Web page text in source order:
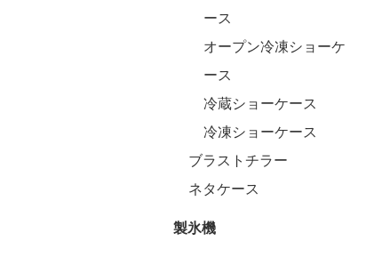
ース
オープン冷凍ショーケ
ース
冷蔵ショーケース
冷凍ショーケース
ブラストチラー
ネタケース
製氷機